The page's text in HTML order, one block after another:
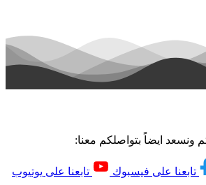
ونسعد ايضاً بتواصلكم معنا:
تابعنا على فيسبوك
تابعنا على يوتيوب